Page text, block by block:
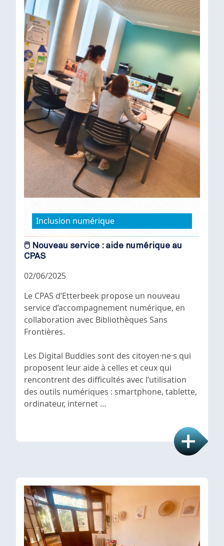
Inclusion numérique
🖱️ Nouveau service : aide numérique au
CPAS
02/06/2025
Le CPAS d’Etterbeek propose un nouveau
service d’accompagnement numérique, en
collaboration avec Bibliothèques Sans
Frontières.
Les Digital Buddies sont des citoyen·ne·s qui
proposent leur aide à celles et ceux qui
rencontrent des difficultés avec l’utilisation
des outils numériques : smartphone, tablette,
ordinateur, internet …